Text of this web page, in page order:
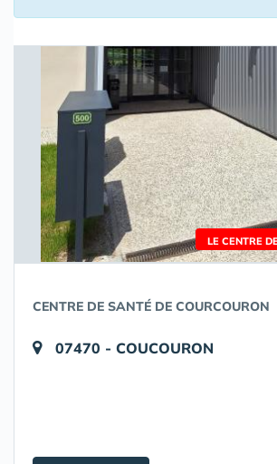
LE CENTRE
CENTRE DE SANTÉ DE COURCOURON
07470 - COUCOURON